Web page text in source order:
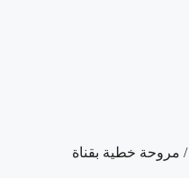
/ مروحة خطية بقناة